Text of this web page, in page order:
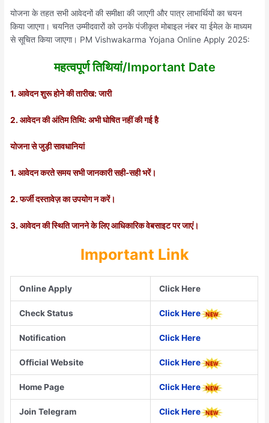
योजना के तहत सभी आवेदनों की समीक्षा की जाएगी और पात्र लाभार्थियों का चयन
किया जाएगा। चयनित उम्मीदवारों को उनके पंजीकृत मोबाइल नंबर या ईमेल के माध्यम
से सूचित किया जाएगा। PM Vishwakarma Yojana Online Apply 2025:
महत्वपूर्ण तिथियां/Important Date
1. आवेदन शुरू होने की तारीख: जारी
2. आवेदन की अंतिम तिथि: अभी घोषित नहीं की गई है
योजना से जुड़ी सावधानियां
1. आवेदन करते समय सभी जानकारी सही-सही भरें।
2. फर्जी दस्तावेज़ का उपयोग न करें।
3. आवेदन की स्थिति जानने के लिए आधिकारिक वेबसाइट पर जाएं।
Important Link
Online Apply Click Here
Check Status Click Here
Notification Click Here
Official Website Click Here
Home Page Click Here
Join Telegram Click Here